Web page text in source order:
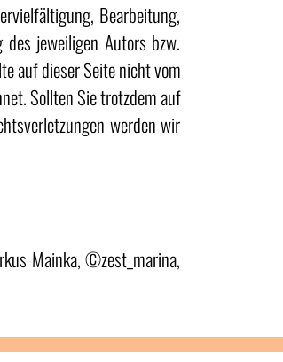
Bearbeitung,
jeweiligen Autors bzw.
auf dieser Seite nicht vom
Sollten Sie trotzdem auf
werden wir
Mainka, ©zest_marina,